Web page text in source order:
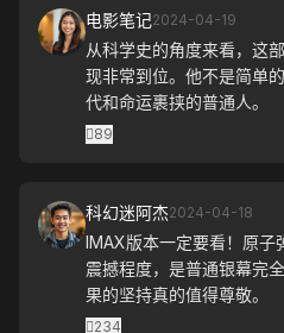
电影笔记2024-04-19
从科学史的角度来看，这
现非常到位。他不是简单
代和命运裹挟的普通人。
89
科幻迷阿杰2024-04-18
IMAX版本一定要看！原子
震撼程度，是普通银幕完
果的坚持真的值得尊敬。
234